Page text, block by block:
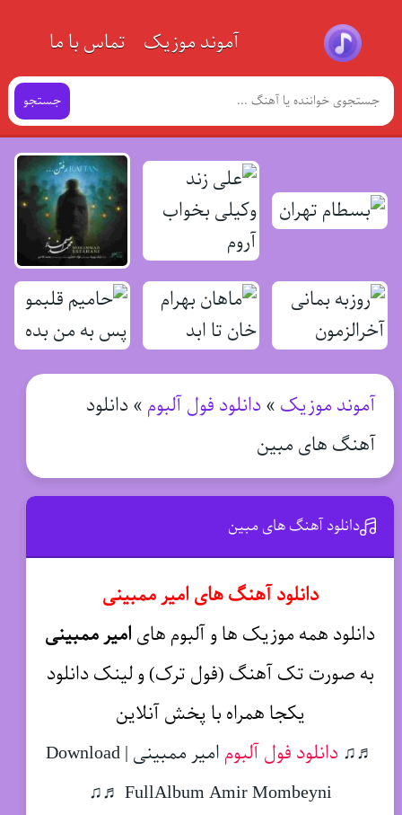
آموند موزیک تماس با ما
جستجو
آموند موزیک »دانلود فول آلبوم »دانلود
آهنگ های مبین
دانلود آهنگ های مبین
دانلود آهنگ های امیر ممبینی
دانلود همه موزیک ها و آلبوم های امیر ممبینی
به صورت تک آهنگ (فول ترک) و لینک دانلود
یکجا همراه با پخش آنلاین
♬♫ دانلود فول آلبوم
امیر ممبینی | Download
FullAlbum Amir Mombeyni ♬♫